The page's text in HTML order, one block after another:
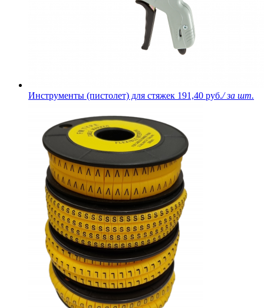
Инструменты (пистолет) для стяжек 191,40 руб./ за шт.